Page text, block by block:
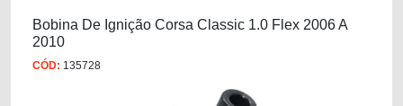
Bobina De Ignição Corsa Classic 1.0 Flex 2006 A
2010
CÓD: 135728